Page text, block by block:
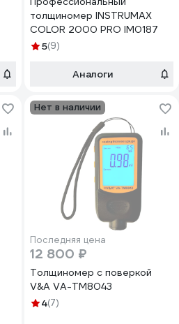
толщиномер INSTRUMAX
COLOR 2000 PRO IM0187
5(9)
Аналоги
Нет в наличии
Последняя цена
12 800 ₽
Толщиномер с поверкой
V&A VA-TM8043
4(7)